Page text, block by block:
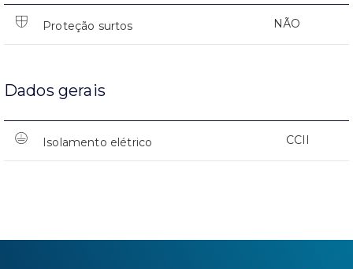
Proteção surtos NÃO
Dados gerais
Isolamento elétrico CCII